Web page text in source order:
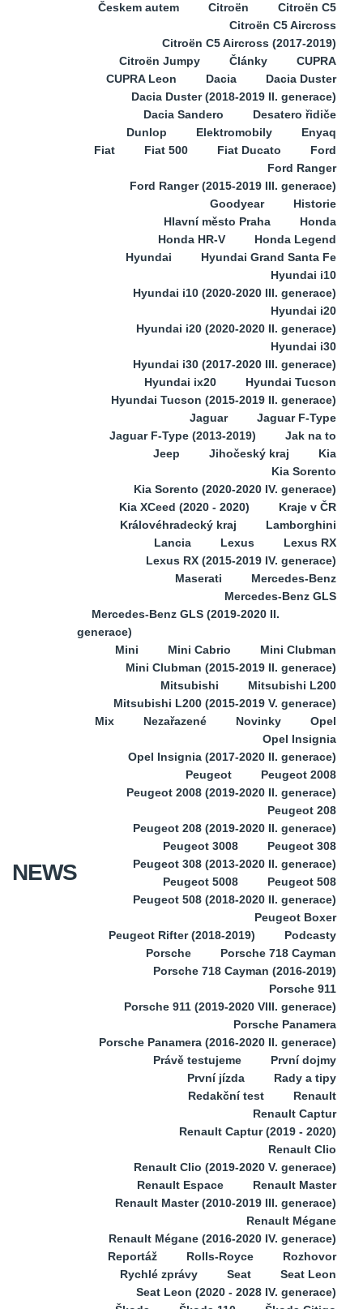
NEWS
Českem autem
Citroën
Citroën C5
Citroën C5 Aircross
Citroën C5 Aircross (2017-2019)
Citroën Jumpy
Články
CUPRA
CUPRA Leon
Dacia
Dacia Duster
Dacia Duster (2018-2019 II. generace)
Dacia Sandero
Desatero řidiče
Dunlop
Elektromobily
Enyaq
Fiat
Fiat 500 Fiat Ducato
Ford
Ford Ranger
Ford Ranger (2015-2019 III. generace)
Goodyear
Historie
Hlavní město Praha
Honda
Honda HR-V
Honda Legend
Hyundai
Hyundai Grand Santa Fe
Hyundai i10
Hyundai i10 (2020-2020 III. generace)
Hyundai i20
Hyundai i20 (2020-2020 II. generace)
Hyundai i30
Hyundai i30 (2017-2020 III. generace)
Hyundai ix20
Hyundai Tucson
Hyundai Tucson (2015-2019 II. generace)
Jaguar
Jaguar F-Type
Jaguar F-Type (2013-2019)
Jak na to
Jeep
Jihočeský kraj
Kia
Kia Sorento
Kia Sorento (2020-2020 IV. generace)
Kia XCeed (2020 - 2020)
Kraje v ČR
Královéhradecký kraj
Lamborghini
Lancia
Lexus
Lexus RX
Lexus RX (2015-2019 IV. generace)
Maserati
Mercedes-Benz
Mercedes-Benz GLS
Mercedes-Benz GLS (2019-2020 II.
generace)
Mini
Mini Cabrio
Mini Clubman
Mini Clubman (2015-2019 II. generace)
Mitsubishi
Mitsubishi L200
Mitsubishi L200 (2015-2019 V. generace)
Mix
Nezařazené Novinky
Opel
Opel Insignia
Opel Insignia (2017-2020 II. generace)
Peugeot
Peugeot 2008
Peugeot 2008 (2019-2020 II. generace)
Peugeot 208
Peugeot 208 (2019-2020 II. generace)
Peugeot 3008
Peugeot 308
Peugeot 308 (2013-2020 II. generace)
Peugeot 5008
Peugeot 508
Peugeot 508 (2018-2020 II. generace)
Peugeot Boxer
Peugeot Rifter (2018-2019)
Podcasty
Porsche
Porsche 718 Cayman
Porsche 718 Cayman (2016-2019)
Porsche 911
Porsche 911 (2019-2020 VIII. generace)
Porsche Panamera
Porsche Panamera (2016-2020 II. generace)
Právě testujeme
První dojmy
První jízda
Rady a tipy
Redakční test
Renault
Renault Captur
Renault Captur (2019 - 2020)
Renault Clio
Renault Clio (2019-2020 V. generace)
Renault Espace
Renault Master
Renault Master (2010-2019 III. generace)
Renault Mégane
Renault Mégane (2016-2020 IV. generace)
Reportáž
Rolls-Royce
Rozhovor
Rychlé zprávy
Seat
Seat Leon
Seat Leon (2020 - 2028 IV. generace)